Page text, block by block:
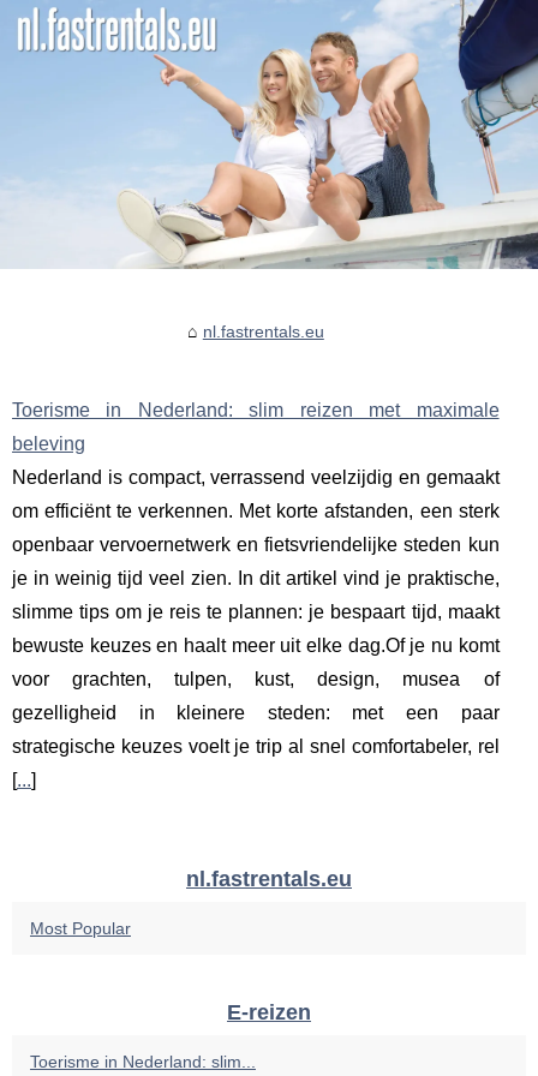
nl.fastrentals.eu
Toerisme in Nederland: slim reizen met maximale
beleving
Nederland is compact, verrassend veelzijdig en gemaakt
om efficiënt te verkennen. Met korte afstanden, een sterk
openbaar vervoernetwerk en fietsvriendelijke steden kun
je in weinig tijd veel zien. In dit artikel vind je praktische,
slimme tips om je reis te plannen: je bespaart tijd, maakt
bewuste keuzes en haalt meer uit elke dag.Of je nu komt
voor grachten, tulpen, kust, design, musea of
gezelligheid in kleinere steden: met een paar
strategische keuzes voelt je trip al snel comfortabeler, rel
[...]
nl.fastrentals.eu
Most Popular
E-reizen
Toerisme in Nederland: slim...